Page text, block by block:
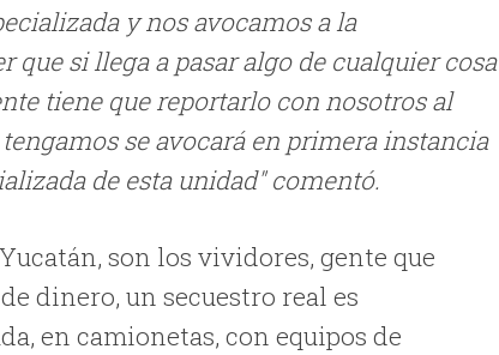
y nos avocamos a la
si llega a pasar algo de cualquier cosa
tiene que reportarlo con nosotros al
se avocará en primera instancia
de esta unidad" comentó.
son los vividores, gente que
dinero, un secuestro real es
en camionetas, con equipos de